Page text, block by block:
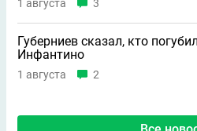
1 августа 3
Губерниев сказал, кто
Инфантино
1 августа 2